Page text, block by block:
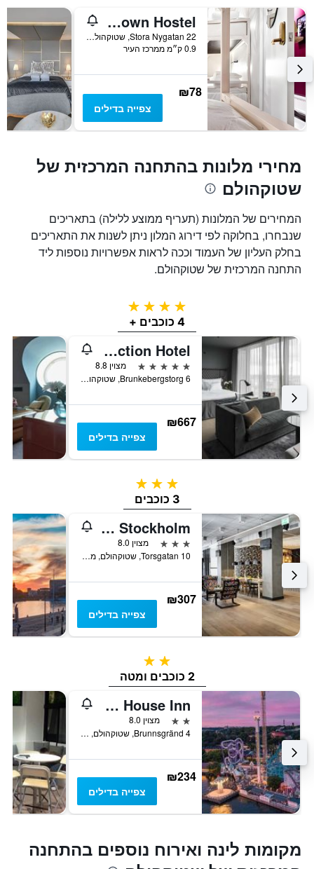
Ramilton Old Town Hostel
22 Stora Nygatan, שטוקהולם, מחוז סטוקהולם, שוודיה
0.9 ק״מ ממרכז העיר
₪78
צפייה בדילים
מחירי מלונות בהתחנה המרכזית של
שטוקהולם
המחירים של המלונות (תעריף ממוצע ללילה) בתאריכים
שנבחרו, בחלוקה לפי דירוג המלון ניתן לשנות את התאריכים
בחלק העליון של העמוד וככה לראות אפשרויות נוספות ליד
התחנה המרכזית של שטוקהולם.
4 כוכבים
4 כוכבים +
At Six, an Ascend Collection Hotel
5 כוכבים
מצוין 8.8
Brunkebergstorg 6, שטוקהולם, מחוז סטוקהולם, שוודיה
₪667
צפייה בדילים
3 כוכבים
3 כוכבים
Generator Stockholm
3 כוכבים
מצוין 8.0
Torsgatan 10, שטוקהולם, מחוז סטוקהולם, שוודיה
₪307
צפייה בדילים
2 כוכבים
2 כוכבים ומטה
Castle House Inn
2 כוכבים
מצוין 8.0
Brunnsgränd 4, שטוקהולם, מחוז סטוקהולם, שוודיה
₪234
צפייה בדילים
מקומות לינה ואירוח נוספים בהתחנה